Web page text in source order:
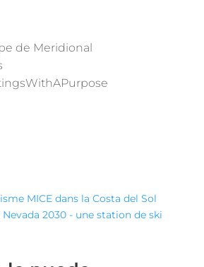
de Meridional
MICE dans la Costa del Sol
2030 - une station de ski